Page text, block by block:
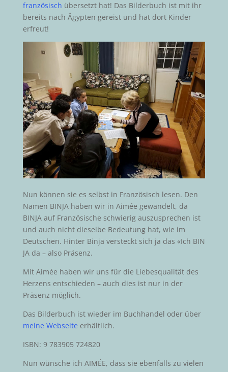
französisch übersetzt hat! Das Bilderbuch ist mit ihr
bereits nach Ägypten gereist und hat dort Kinder
erfreut!
Nun können sie es selbst in Französisch lesen. Den
Namen BINJA haben wir in Aimée gewandelt, da
BINJA auf Französische schwierig auszusprechen ist
und auch nicht dieselbe Bedeutung hat, wie im
Deutschen. Hinter Binja versteckt sich ja das «Ich BIN
JA da – also Präsenz.
Mit Aimée haben wir uns für die Liebesqualität des
Herzens entschieden – auch dies ist nur in der
Präsenz möglich.
Das Bilderbuch ist wieder im Buchhandel oder über
meine Webseite erhältlich.
ISBN: 9 783905 724820
Nun wünsche ich AIMÉE, dass sie ebenfalls zu vielen